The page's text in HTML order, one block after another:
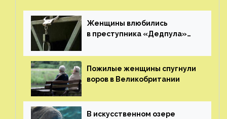
Женщины влюбились
в преступника «Дедпула»
ему жизнь
Пожилые женщины спугнули
воров в Великобритании
В искусственном озере